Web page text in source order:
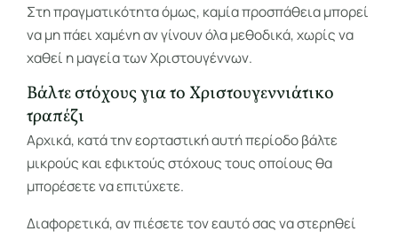
Στη πραγματικότητα όμως, καμία προσπάθεια μπορεί
να μη πάει χαμένη αν γίνουν όλα μεθοδικά, χωρίς να
χαθεί η μαγεία των Χριστουγέννων.
Βάλτε στόχους για το Χριστουγεννιάτικο
τραπέζι
Αρχικά, κατά την εορταστική αυτή περίοδο βάλτε
μικρούς και εφικτούς στόχους τους οποίους θα
μπορέσετε να επιτύχετε.
Διαφορετικά, αν πιέσετε τον εαυτό σας να στερηθεί